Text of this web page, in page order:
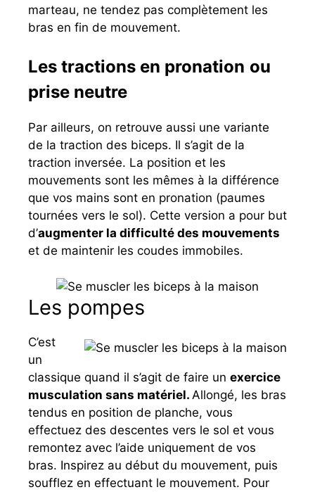
marteau, ne tendez pas complètement les
bras en fin de mouvement.
Les tractions en pronation ou
prise neutre
Par ailleurs, on retrouve aussi une variante
de la traction des biceps. Il s’agit de la
traction inversée. La position et les
mouvements sont les mêmes à la différence
que vos mains sont en pronation (paumes
tournées vers le sol). Cette version a pour but
d’augmenter la difficulté des mouvements
et de maintenir les coudes immobiles.
Les pompes
C’est
un
classique quand il s’agit de faire un exercice
musculation sans matériel. Allongé, les bras
tendus en position de planche, vous
effectuez des descentes vers le sol et vous
remontez avec l’aide uniquement de vos
bras. Inspirez au début du mouvement, puis
soufflez en effectuant le mouvement. Pour